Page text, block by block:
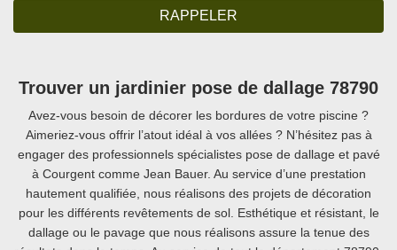
Trouver un jardinier pose de dallage 78790
Avez-vous besoin de décorer les bordures de votre piscine ?
Aimeriez-vous offrir l’atout idéal à vos allées ? N’hésitez pas à
engager des professionnels spécialistes pose de dallage et pavé
à Courgent comme Jean Bauer. Au service d’une prestation
hautement qualifiée, nous réalisons des projets de décoration
pour les différents revêtements de sol. Esthétique et résistant, le
dallage ou le pavage que nous réalisons assure la tenue des